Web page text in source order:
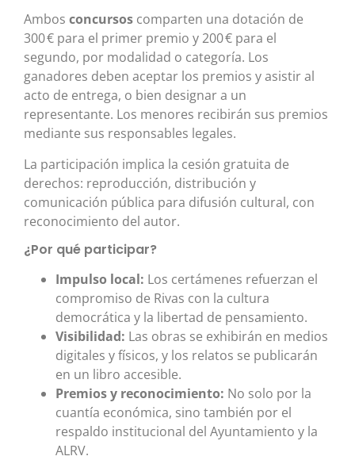
Ambos concursos comparten una dotación de
300 € para el primer premio y 200 € para el
segundo, por modalidad o categoría. Los
ganadores deben aceptar los premios y asistir al
acto de entrega, o bien designar a un
representante. Los menores recibirán sus premios
mediante sus responsables legales.
La participación implica la cesión gratuita de
derechos: reproducción, distribución y
comunicación pública para difusión cultural, con
reconocimiento del autor.
¿Por qué participar?
Impulso local: Los certámenes refuerzan el
compromiso de Rivas con la cultura
democrática y la libertad de pensamiento.
Visibilidad: Las obras se exhibirán en medios
digitales y físicos, y los relatos se publicarán
en un libro accesible.
Premios y reconocimiento: No solo por la
cuantía económica, sino también por el
respaldo institucional del Ayuntamiento y la
ALRV.